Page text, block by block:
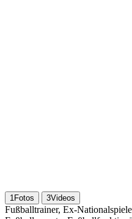
1Fotos 3Videos
Fußballtrainer, Ex-